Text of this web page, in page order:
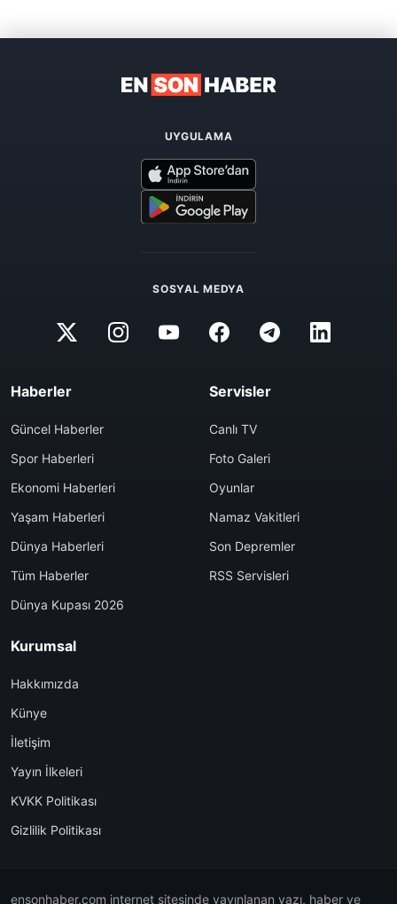
UYGULAMA
SOSYAL MEDYA
Haberler
Güncel Haberler
Spor Haberleri
Ekonomi Haberleri
Yaşam Haberleri
Dünya Haberleri
Tüm Haberler
Dünya Kupası 2026
Servisler
Canlı TV
Foto Galeri
Oyunlar
Namaz Vakitleri
Son Depremler
RSS Servisleri
Kurumsal
Hakkımızda
Künye
İletişim
Yayın İlkeleri
KVKK Politikası
Gizlilik Politikası
ensonhaber.com internet sitesinde yayınlanan yazı, haber ve